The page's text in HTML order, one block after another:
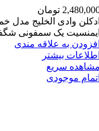
تومان
وادی الخلیج مدل
یک سمفونی
به علاقه مندی
بیشتر
سریع
موجودی